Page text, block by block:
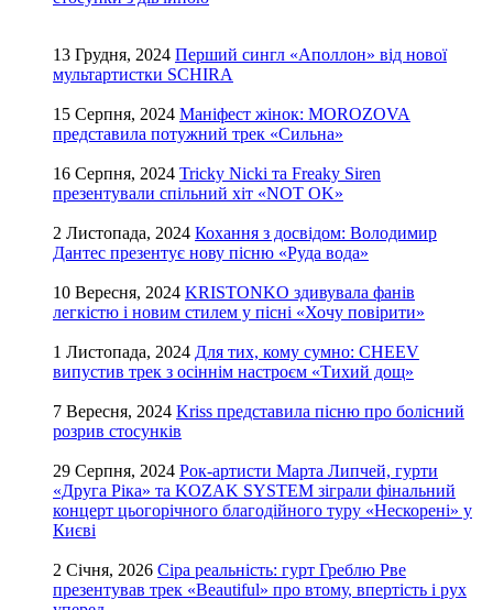
13 Грудня, 2024 Перший сингл «Аполлон» від нової
мультартистки SCHIRA
15 Серпня, 2024 Маніфест жінок: MOROZOVA
представила потужний трек «Сильна»
16 Серпня, 2024 Tricky Nicki та Freaky Siren
презентували спільний хіт «NOT OK»
2 Листопада, 2024 Кохання з досвідом: Володимир
Дантес презентує нову пісню «Руда вода»
10 Вересня, 2024 KRISTONKO здивувала фанів
легкістю і новим стилем у пісні «Хочу повірити»
1 Листопада, 2024 Для тих, кому сумно: CHEEV
випустив трек з осіннім настроєм «Тихий дощ»
7 Вересня, 2024 Kriss представила пісню про болісний
розрив стосунків
29 Серпня, 2024 Рок-артисти Марта Липчей, гурти
«Друга Ріка» та KOZAK SYSTEM зіграли фінальний
концерт цьогорічного благодійного туру «Нескорені» у
Києві
2 Січня, 2026 Сіра реальність: гурт Греблю Рве
презентував трек «Beautiful» про втому, впертість і рух